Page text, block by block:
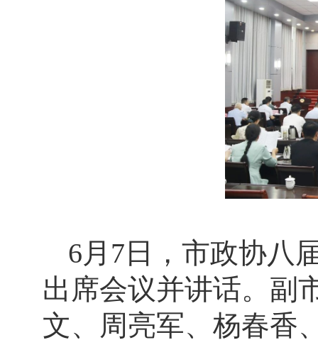
6月7日，市政协八
出席会议并讲话。副
文、周亮军、杨春香